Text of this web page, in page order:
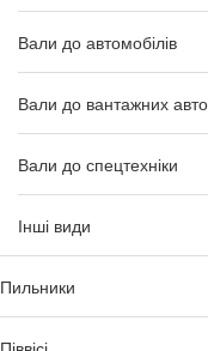
Вали до автомобілів
Вали до вантажних авто
Вали до спецтехніки
Інші види
Пильники